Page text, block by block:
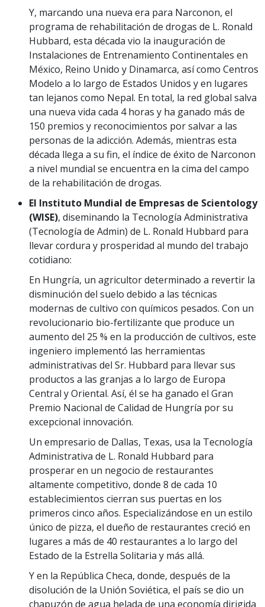
Y, marcando una nueva era para Narconon, el
programa de rehabilitación de drogas de L. Ronald
Hubbard, esta década vio la inauguración de
Instalaciones de Entrenamiento Continentales en
México, Reino Unido y Dinamarca, así como Centros
Modelo a lo largo de Estados Unidos y en lugares
tan lejanos como Nepal. En total, la red global salva
una nueva vida cada 4 horas y ha ganado más de
150 premios y reconocimientos por salvar a las
personas de la adicción. Además, mientras esta
década llega a su fin, el índice de éxito de Narconon
a nivel mundial se encuentra en la cima del campo
de la rehabilitación de drogas.
El Instituto Mundial de Empresas de Scientology
(WISE), diseminando la Tecnología Administrativa
(Tecnología de Admin) de L. Ronald Hubbard para
llevar cordura y prosperidad al mundo del trabajo
cotidiano:
En Hungría, un agricultor determinado a revertir la
disminución del suelo debido a las técnicas
modernas de cultivo con químicos pesados. Con un
revolucionario bio-fertilizante que produce un
aumento del 25 % en la producción de cultivos, este
ingeniero implementó las herramientas
administrativas del Sr. Hubbard para llevar sus
productos a las granjas a lo largo de Europa
Central y Oriental. Así, él se ha ganado el Gran
Premio Nacional de Calidad de Hungría por su
excepcional innovación.
Un empresario de Dallas, Texas, usa la Tecnología
Administrativa de L. Ronald Hubbard para
prosperar en un negocio de restaurantes
altamente competitivo, donde 8 de cada 10
establecimientos cierran sus puertas en los
primeros cinco años. Especializándose en un estilo
único de pizza, el dueño de restaurantes creció en
lugares a más de 40 restaurantes a lo largo del
Estado de la Estrella Solitaria y más allá.
Y en la República Checa, donde, después de la
disolución de la Unión Soviética, el país se dio un
chapuzón de agua helada de una economía dirigida